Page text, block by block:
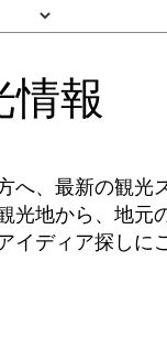
情報
へ、最新の観光
光地から、地
イディア探しに